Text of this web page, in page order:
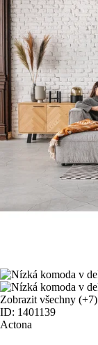
Zobrazit všechny (+7)
ID: 1401139
Actona